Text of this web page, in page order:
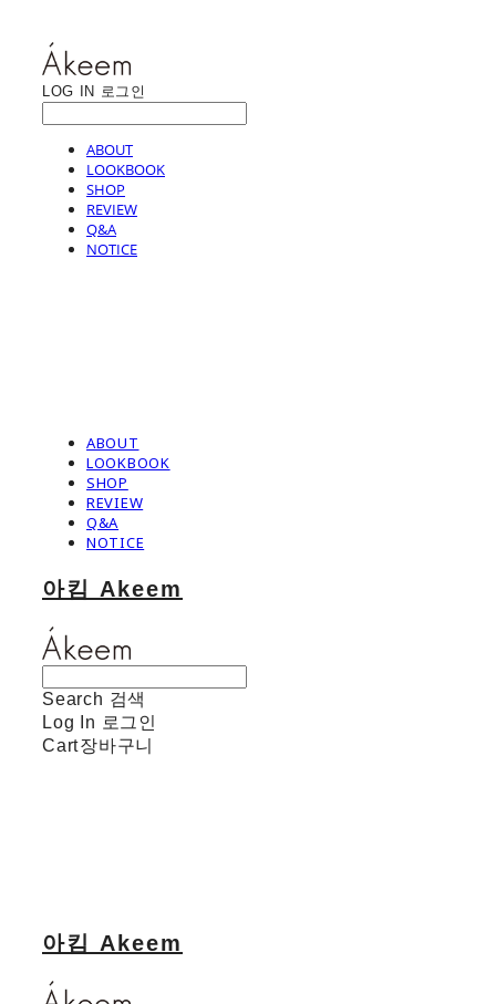
LOG IN 로그인
ABOUT
LOOKBOOK
SHOP
REVIEW
Q&A
NOTICE
ABOUT
LOOKBOOK
SHOP
REVIEW
Q&A
NOTICE
아킴 Akeem
Search 검색
Log In 로그인
Cart장바구니
아킴 Akeem